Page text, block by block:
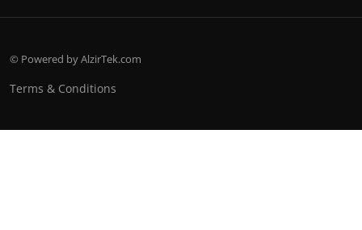
© Powered by AlzirTek.com
Terms & Conditions